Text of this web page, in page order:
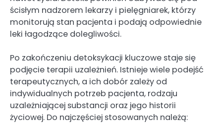
ścisłym nadzorem lekarzy i pielęgniarek, którzy
monitorują stan pacjenta i podają odpowiednie
leki łagodzące dolegliwości.
Po zakończeniu detoksykacji kluczowe staje się
podjęcie terapii uzależnień. Istnieje wiele podejść
terapeutycznych, a ich dobór zależy od
indywidualnych potrzeb pacjenta, rodzaju
uzależniającej substancji oraz jego historii
życiowej. Do najczęściej stosowanych należą: